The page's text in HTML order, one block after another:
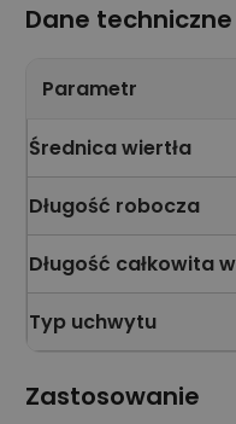
Dane techniczne
Parametr
Średnica wiertła
Długość robocza
Długość całkowita
Typ uchwytu
Zastosowanie